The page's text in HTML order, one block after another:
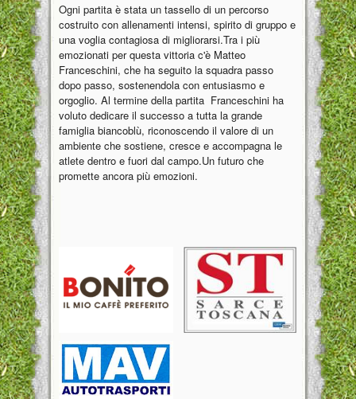
Ogni partita è stata un tassello di un percorso
costruito con allenamenti intensi, spirito di gruppo e
una voglia contagiosa di migliorarsi.Tra i più
emozionati per questa vittoria c'è Matteo
Franceschini, che ha seguito la squadra passo
dopo passo, sostenendola con entusiasmo e
orgoglio. Al termine della partita Franceschini ha
voluto dedicare il successo a tutta la grande
famiglia biancoblù, riconoscendo il valore di un
ambiente che sostiene, cresce e accompagna le
atlete dentro e fuori dal campo.Un futuro che
promette ancora più emozioni.